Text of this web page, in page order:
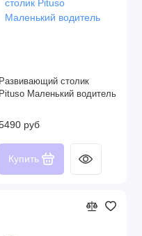
Развивающий столик
Pituso Маленький водитель
руб
Купить